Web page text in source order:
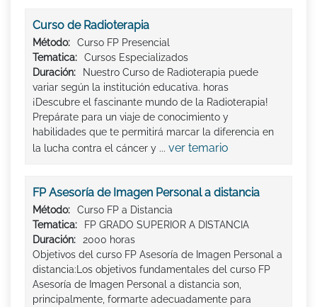
Curso de Radioterapia
Método:
Curso FP Presencial
Tematica:
Cursos Especializados
Duración:
Nuestro Curso de Radioterapia puede
variar según la institución educativa. horas
¡Descubre el fascinante mundo de la Radioterapia!
Prepárate para un viaje de conocimiento y
habilidades que te permitirá marcar la diferencia en
la lucha contra el cáncer y ... ver temario
FP Asesoría de Imagen Personal a distancia
Método:
Curso FP a Distancia
Tematica:
FP GRADO SUPERIOR A DISTANCIA
Duración:
2000 horas
Objetivos del curso FP Asesoría de Imagen Personal a
distancia:Los objetivos fundamentales del curso FP
Asesoría de Imagen Personal a distancia son,
principalmente, formarte adecuadamente para